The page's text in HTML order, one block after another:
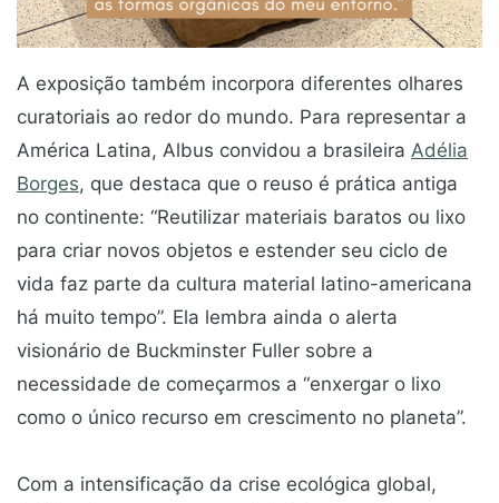
A exposição também incorpora diferentes olhares
curatoriais ao redor do mundo. Para representar a
América Latina, Albus convidou a brasileira Adélia
Borges, que destaca que o reuso é prática antiga
no continente: “Reutilizar materiais baratos ou lixo
para criar novos objetos e estender seu ciclo de
vida faz parte da cultura material latino-americana
há muito tempo”. Ela lembra ainda o alerta
visionário de Buckminster Fuller sobre a
necessidade de começarmos a “enxergar o lixo
como o único recurso em crescimento no planeta”.
Com a intensificação da crise ecológica global,